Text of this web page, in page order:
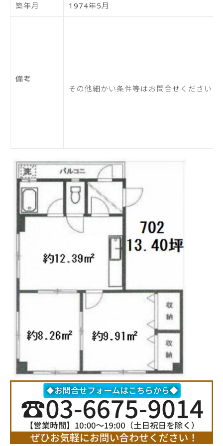
築年月 1974年5月
備考
その他細かい条件等はお問合せください